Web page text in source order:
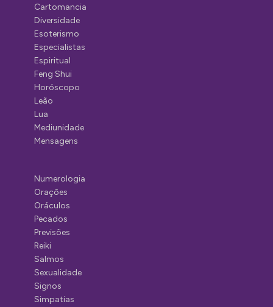
Cartomancia
Diversidade
Esoterismo
Especialistas
Espiritual
Feng Shui
Horóscopo
Leão
Lua
Mediunidade
Mensagens
Numerologia
Orações
Oráculos
Pecados
Previsões
Reiki
Salmos
Sexualidade
Signos
Simpatias